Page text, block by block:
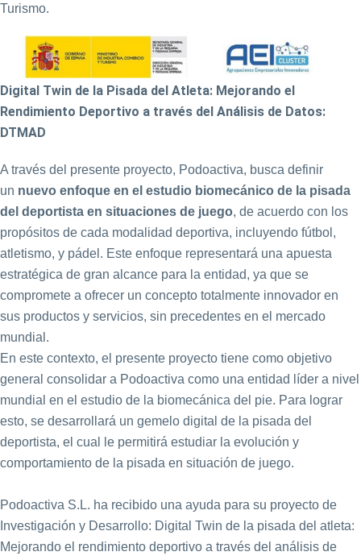
Turismo.
Digital Twin de la Pisada del Atleta: Mejorando el
Rendimiento Deportivo a través del Análisis de Datos:
DTMAD
A través del presente proyecto, Podoactiva, busca definir
un nuevo enfoque en el estudio biomecánico de la pisada
del deportista en situaciones de juego, de acuerdo con los
propósitos de cada modalidad deportiva, incluyendo fútbol,
atletismo, y pádel. Este enfoque representará una apuesta
estratégica de gran alcance para la entidad, ya que se
compromete a ofrecer un concepto totalmente innovador en
sus productos y servicios, sin precedentes en el mercado
mundial.
En este contexto, el presente proyecto tiene como objetivo
general consolidar a Podoactiva como una entidad líder a nivel
mundial en el estudio de la biomecánica del pie. Para lograr
esto, se desarrollará un gemelo digital de la pisada del
deportista, el cual le permitirá estudiar la evolución y
comportamiento de la pisada en situación de juego.
Podoactiva S.L. ha recibido una ayuda para su proyecto de
Investigación y Desarrollo: Digital Twin de la pisada del atleta:
Mejorando el rendimiento deportivo a través del análisis de